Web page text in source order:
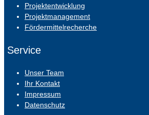
Projektentwicklung
Projektmanagement
Fördermittelrecherche
Service
Unser Team
Ihr Kontakt
Impressum
Datenschutz